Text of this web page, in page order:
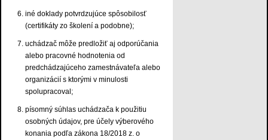
iné doklady potvrdzujúce spôsobilosť
(certifikáty zo školení a podobne);
uchádzač môže predložiť aj odporúčania
alebo pracovné hodnotenia od
predchádzajúceho zamestnávateľa alebo
organizácií s ktorými v minulosti
spolupracoval;
písomný súhlas uchádzača k použitiu
osobných údajov, pre účely výberového
konania podľa zákona 18/2018 z. o